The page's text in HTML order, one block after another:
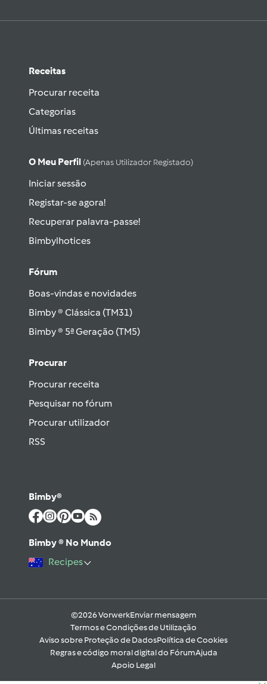
Receitas
Procurar receita
Categorias
Últimas receitas
O Meu Perfil (apenas Utilizador Registado)
Iniciar sessão
Registar-se agora!
Recuperar palavra-passe!
Bimbylhotices
Fórum
Boas-vindas e novidades
Bimby ® Clássica (TM31)
Bimby ® 5ª Geração (TM5)
Procurar
Procurar receita
Pesquisar no fórum
Procurar utilizador
RSS
Bimby®
Bimby ® No Mundo
Recipes
©2026 VorwerkEnviar mensagem
Termos e Condições de Utilização
Aviso sobre Proteção de DadosPolítica de Cookies
Regras e código moral digital do FórumAjuda
Apoio Legal